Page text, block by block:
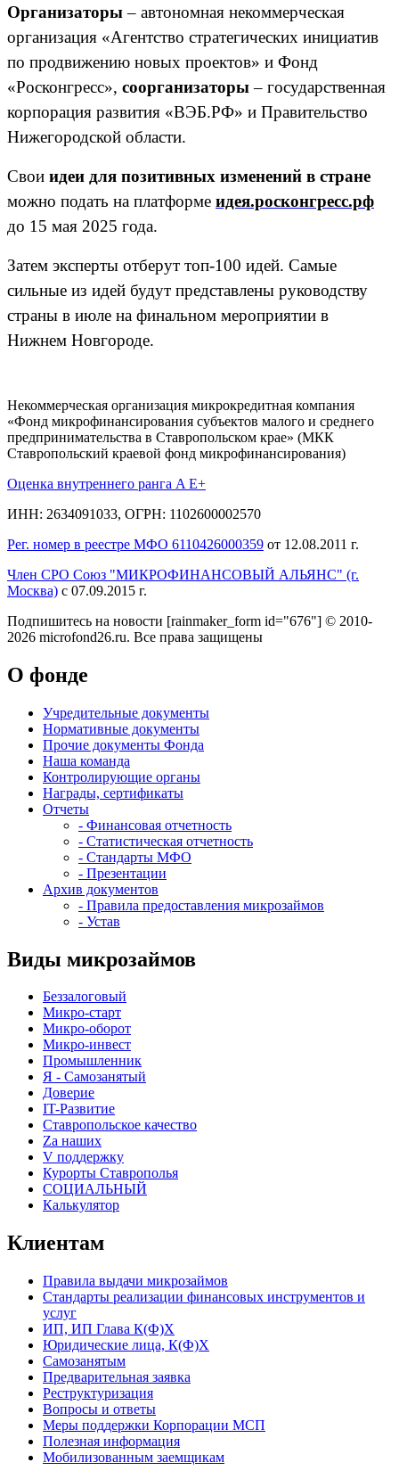
Организаторы– автономная некоммерческая
организация «Агентство стратегических инициатив
по продвижению новых проектов» и Фонд
«Росконгресс», соорганизаторы– государственная
корпорация развития «ВЭБ.РФ» и Правительство
Нижегородской области.
Свои идеи для позитивных изменений в стране
можно подать на платформе идея.росконгресс.рф
до 15 мая 2025 года.
Затем эксперты отберут топ-100 идей. Самые
сильные из идей будут представлены руководству
страны в июле на финальном мероприятии в
Нижнем Новгороде.
Некоммерческая организация микрокредитная компания
«Фонд микрофинансирования субъектов малого и среднего
предпринимательства в Ставропольском крае» (МКК
Ставропольский краевой фонд микрофинансирования)
Оценка внутреннего ранга A E+
ИНН: 2634091033, ОГРН: 1102600002570
Рег. номер в реестре МФО 6110426000359 от 12.08.2011 г.
Член СРО Союз "МИКРОФИНАНСОВЫЙ АЛЬЯНС" (г.
Москва) с 07.09.2015 г.
Подпишитесь на новости [rainmaker_form id="676"] © 2010-
2026 microfond26.ru. Все права защищены
О фонде
Учредительные документы
Нормативные документы
Прочие документы Фонда
Наша команда
Контролирующие органы
Награды, сертификаты
Отчеты
- Финансовая отчетность
- Статистическая отчетность
- Стандарты МФО
- Презентации
Архив документов
- Правила предоставления микрозаймов
- Устав
Виды микрозаймов
Беззалоговый
Микро-старт
Микро-оборот
Микро-инвест
Промышленник
Я - Самозанятый
Доверие
IT-Развитие
Ставропольское качество
Za наших
V поддержку
Курорты Ставрополья
СОЦИАЛЬНЫЙ
Калькулятор
Клиентам
Правила выдачи микрозаймов
Стандарты реализации финансовых инструментов и
услуг
ИП, ИП Глава К(Ф)Х
Юридические лица, К(Ф)Х
Самозанятым
Предварительная заявка
Реструктуризация
Вопросы и ответы
Меры поддержки Корпорации МСП
Полезная информация
Мобилизованным заемщикам